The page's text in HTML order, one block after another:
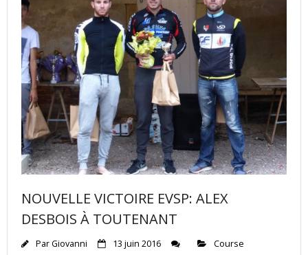
NOUVELLE VICTOIRE EVSP: ALEX
DESBOIS À TOUTENANT
ParGiovanni 13 juin 2016 Course